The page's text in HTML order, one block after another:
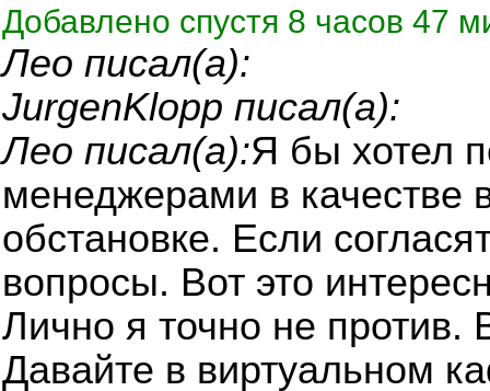
Добавлено спустя 8 часов 47
Лео писал(а):
JurgenKlopp писал(а):
Лео писал(а):Я бы хотел
менеджерами в качестве
обстановке. Если
вопросы. Вот это
Лично я точно не против.
Давайте в виртуальном